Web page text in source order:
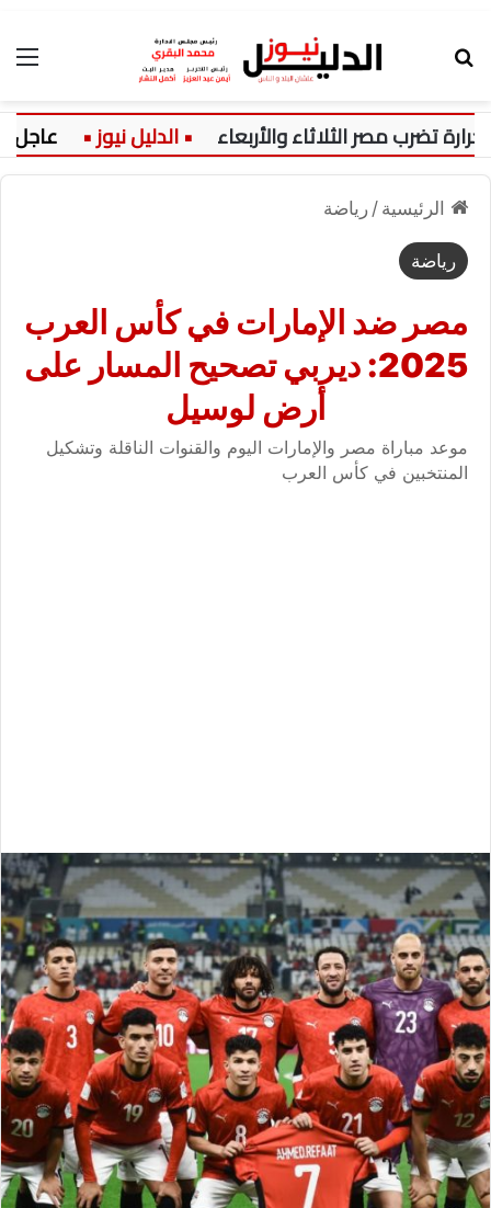
مصر الثلاثاء والأربعاء عاجل:
الرئيسية / رياضة
رياضة
مصر ضد الإمارات في كأس العرب
2025: ديربي تصحيح المسار على
أرض لوسيل
موعد مباراة مصر والإمارات اليوم والقنوات الناقلة وتشكيل
المنتخبين في كأس العرب